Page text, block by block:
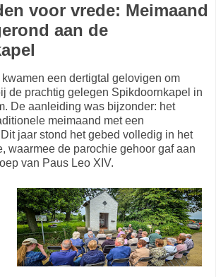
voor vrede: Meimaand
aan de
een dertigtal gelovigen om
de prachtig gelegen Spikdoornkapel in
De aanleiding was bijzonder: het
meimaand met een
jaar stond het gebed volledig in het
waarmee de parochie gehoor gaf aan
van Paus Leo XIV.